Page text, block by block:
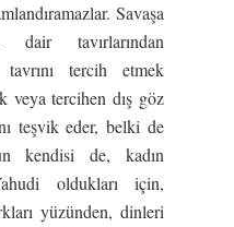
Savaşa
dair tavırlarından
tercih etmek
veya tercihen dış göz
teşvik eder, belki de
kendisi de, kadın
oldukları için,
yüzünden, dinleri